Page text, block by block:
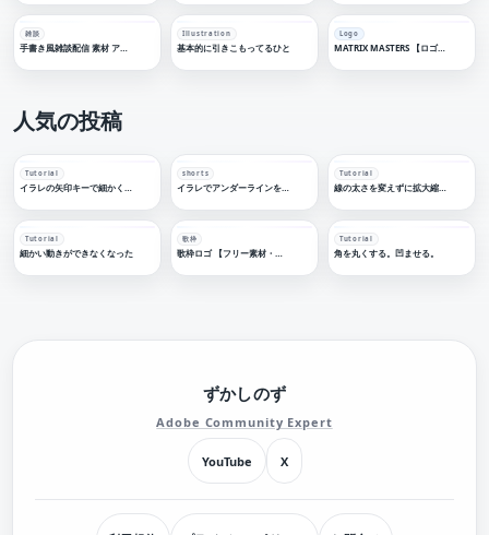
雑談
手書き風雑談配信 素材 アイコン 【フリー素材】
Illustration
基本的に引きこもってるひと
Logo
MATRIX MASTERS 【ロゴデザイン】
人気の投稿
Tutorial
イラレの矢印キーで細かく移動する
shorts
イラレでアンダーラインを引く
Tutorial
線の太さを変えずに拡大縮小する
Tutorial
細かい動きができなくなった
歌枠
歌枠ロゴ 【フリー素材・サムネ素材】
Tutorial
角を丸くする。凹ませる。
ずかしのず
Adobe Community Expert
YouTube X